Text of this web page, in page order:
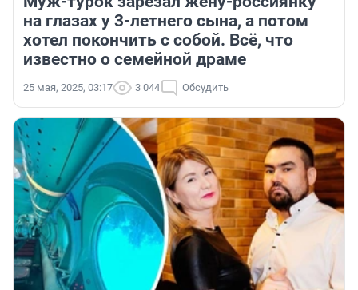
на глазах у 3-летнего сына, а потом
хотел покончить с собой. Всё, что
известно о семейной драме
25 мая, 2025, 03:17 3 044 Обсудить